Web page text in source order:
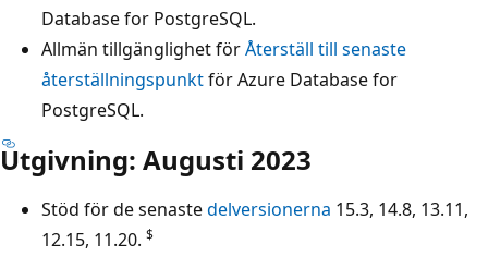
Database for PostgreSQL.
Allmän tillgänglighet förÅterställ till senaste
återställningspunktför Azure Database for
PostgreSQL.
Utgivning: Augusti 2023
Stöd för de senastedelversionerna 15.3, 14.8, 13.11,
12.15, 11.20. $